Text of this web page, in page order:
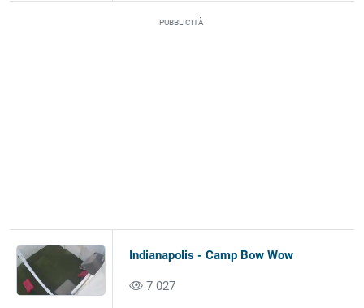
PUBBLICITÀ
Indianapolis - Camp Bow Wow
7 027